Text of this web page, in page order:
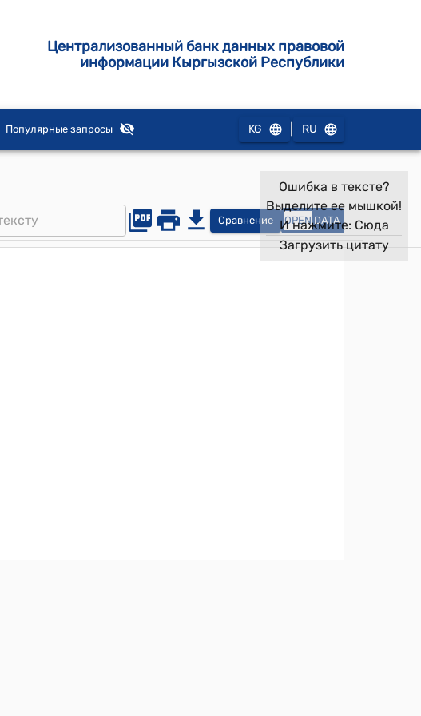
Централизованный банк данных правовой
информации Кыргызской Республики
Популярные запросы KG RU
Сравнение OPEN DATA
Ошибка в тексте?
Выделите ее мышкой!
И нажмите: Сюда
Загрузить цитату